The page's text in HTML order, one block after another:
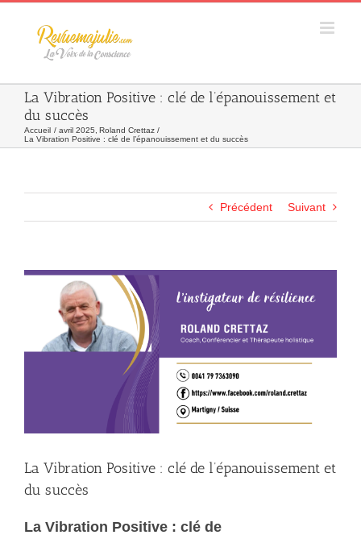
Skip
La Vibration Positive : clé de l’épanouissement et
du succès
Accueil avril 2025 Roland Crettaz
La Vibration Positive : clé de l’épanouissement et du succès
Précédent Suivant
Agrandir
l&apos;image
La Vibration Positive : clé de l’épanouissement et
du succès
La Vibration Positive : clé de